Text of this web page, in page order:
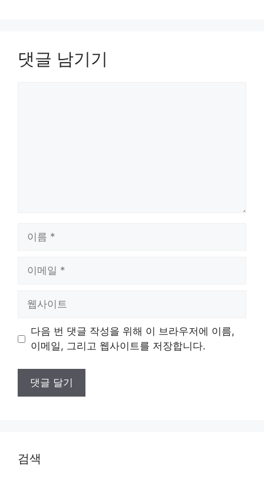
댓글 남기기
트
다음 번 댓글 작성을 위해 이 브라우저에 이름,
이메일, 그리고 웹사이트를 저장합니다.
검색